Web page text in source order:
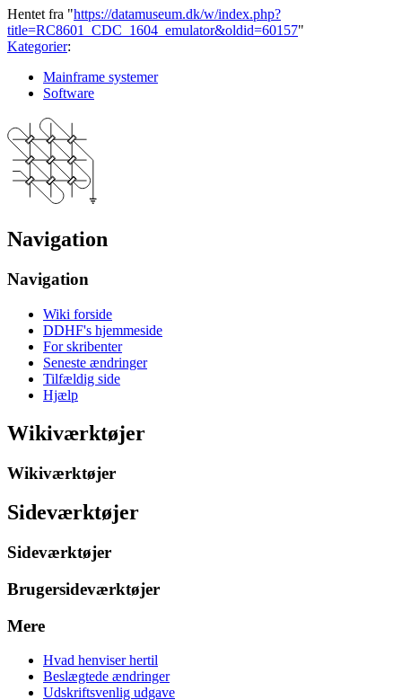
Hentet fra "https://datamuseum.dk/w/index.php?
title=RC8601_CDC_1604_emulator&oldid=60157"
Kategorier:
Mainframe systemer
Software
Navigation
Navigation
Wiki forside
DDHF's hjemmeside
For skribenter
Seneste ændringer
Tilfældig side
Hjælp
Wikiværktøjer
Wikiværktøjer
Sideværktøjer
Sideværktøjer
Brugersideværktøjer
Mere
Hvad henviser hertil
Beslægtede ændringer
Udskriftsvenlig udgave